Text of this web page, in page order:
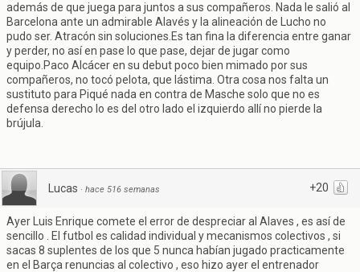
además de que juega para juntos a sus compañeros. Nada le salió al
Barcelona ante un admirable Alavés y la alineación de Lucho no
pudo ser. Atracón sin soluciones.Es tan fina la diferencia entre ganar
y perder, no así en pase lo que pase, dejar de jugar como
equipo.Paco Alcácer en su debut poco bien mimado por sus
compañeros, no tocó pelota, que lástima. Otra cosa nos falta un
sustituto para Piqué nada en contra de Masche solo que no es
defensa derecho lo es del otro lado el izquierdo allí no pierde la
brújula.
+20
Lucas · hace 516 semanas
Ayer Luis Enrique comete el error de despreciar al Alaves , es así de
sencillo . El futbol es calidad individual y mecanismos colectivos , si
sacas 8 suplentes de los que 5 nunca habían jugado practicamente
en el Barça renuncias al colectivo , eso hizo ayer el entrenador